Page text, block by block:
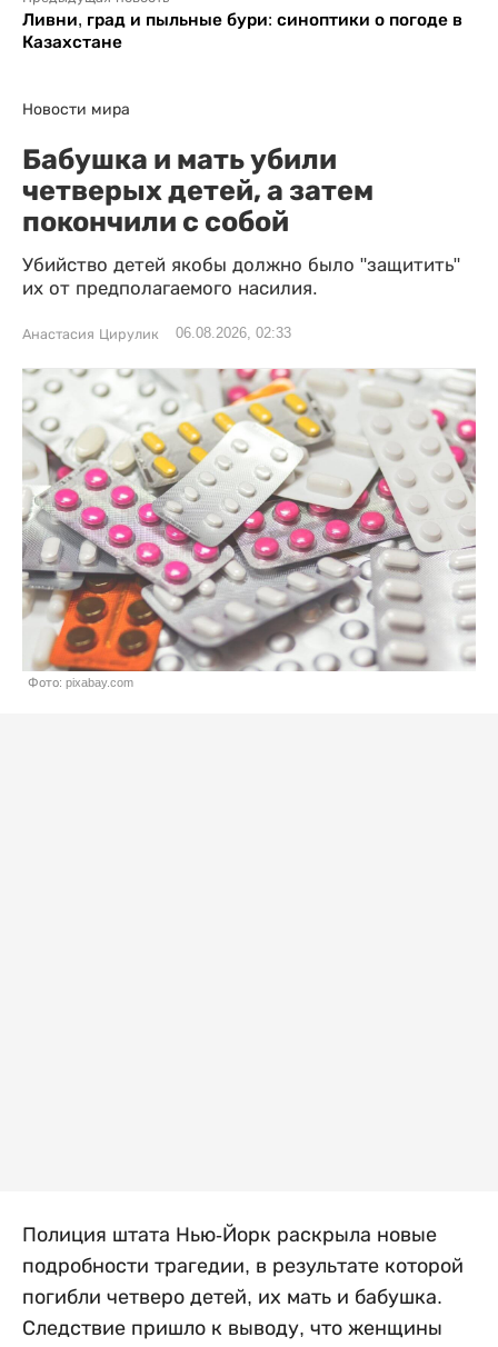
Ливни, град и пыльные бури: синоптики о погоде в
Казахстане
Новости мира
Бабушка и мать убили
четверых детей, а затем
покончили с собой
Убийство детей якобы должно было "защитить"
их от предполагаемого насилия.
Анастасия Цирулик 06.08.2026, 02:33
Фото: pixabay.com
Полиция штата Нью-Йорк раскрыла новые
подробности трагедии, в результате которой
погибли четверо детей, их мать и бабушка.
Следствие пришло к выводу, что женщины